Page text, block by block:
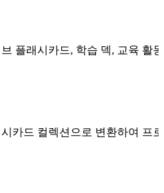
플래시카드, 학습 덱, 교육 활
카드 컬렉션으로 변환하여 프